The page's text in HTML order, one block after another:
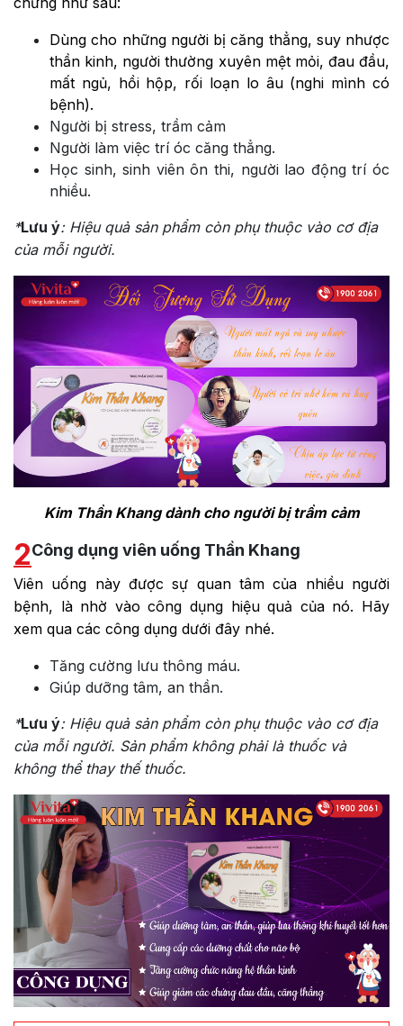
Dùng cho những người bị căng thẳng, suy nhược
thần kinh, người thường xuyên mệt mỏi, đau đầu,
mất ngủ, hồi hộp, rối loạn lo âu (nghi mình có
bệnh).
Người bị stress, trầm cảm
Người làm việc trí óc căng thẳng.
Học sinh, sinh viên ôn thi, người lao động trí óc
nhiều.
*Lưu ý: Hiệu quả sản phẩm còn phụ thuộc vào cơ địa
của mỗi người.
Kim Thần Khang dành cho người bị trầm cảm
2Công dụng viên uống Thần Khang
Viên uống này được sự quan tâm của nhiều người
bệnh, là nhờ vào công dụng hiệu quả của nó. Hãy
xem qua các công dụng dưới đây nhé.
Tăng cường lưu thông máu.
Giúp dưỡng tâm, an thần.
*Lưu ý: Hiệu quả sản phẩm còn phụ thuộc vào cơ địa
của mỗi người. Sản phẩm không phải là thuốc và
không thể thay thế thuốc.